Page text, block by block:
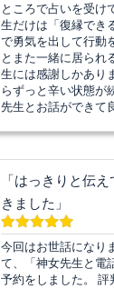
ところで占いを受け
生だけは「復縁でき
で勇気を出して行動
とまた一緒に居られ
生には感謝しかあり
らずっと辛い状態が
先生とお話ができて
「はっきりと伝
きました」
今回はお世話になり
て、「神女先生と電
予約をしました。 評